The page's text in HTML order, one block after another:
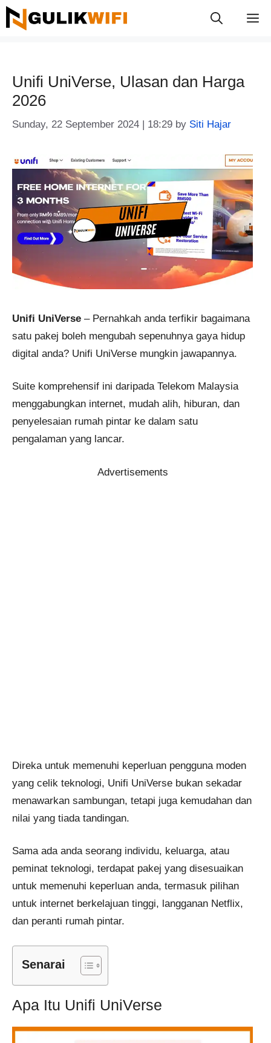
Skip
to
Unifi UniVerse, Ulasan dan Harga
2026
Sunday, 22 September 2024 | 18:29 by Siti Hajar
Unifi UniVerse – Pernahkah anda terfikir bagaimana
satu pakej boleh mengubah sepenuhnya gaya hidup
digital anda? Unifi UniVerse mungkin jawapannya.
Suite komprehensif ini daripada Telekom Malaysia
menggabungkan internet, mudah alih, hiburan, dan
penyelesaian rumah pintar ke dalam satu
pengalaman yang lancar.
Advertisements
Direka untuk memenuhi keperluan pengguna moden
yang celik teknologi, Unifi UniVerse bukan sekadar
menawarkan sambungan, tetapi juga kemudahan dan
nilai yang tiada tandingan.
Sama ada anda seorang individu, keluarga, atau
peminat teknologi, terdapat pakej yang disesuaikan
untuk memenuhi keperluan anda, termasuk pilihan
untuk internet berkelajuan tinggi, langganan Netflix,
dan peranti rumah pintar.
Senarai
Apa Itu Unifi UniVerse